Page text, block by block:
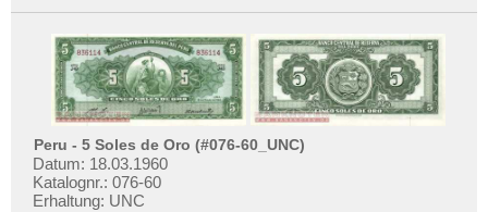
Peru - 5 Soles de Oro (#076-60_UNC)
Datum: 18.03.1960
Katalognr.: 076-60
Erhaltung: UNC